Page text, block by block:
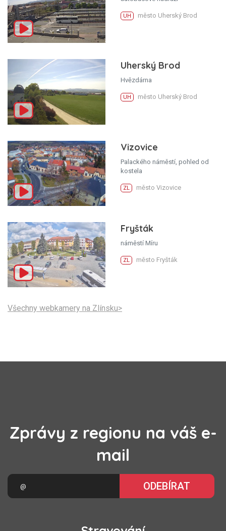
UH město Uherský Brod
Uherský Brod
Hvězdárna
UH město Uherský Brod
Vizovice
Palackého náměstí, pohled od
kostela
ZL město Vizovice
Fryšták
náměstí Míru
ZL město Fryšták
Všechny webkamery na Zlínsku>
Zprávy z regionu na váš e-
mail
ODEBÍRAT